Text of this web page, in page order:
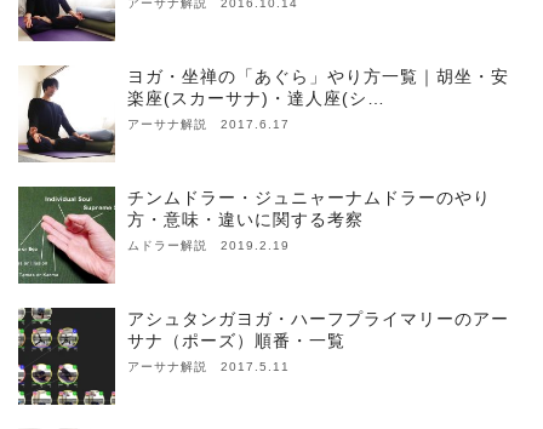
アーサナ解説 2016.10.14
ヨガ・坐禅の「あぐら」やり方一覧｜胡坐・安
楽座(スカーサナ)・達人座(シ…
アーサナ解説 2017.6.17
チンムドラー・ジュニャーナムドラーのやり
方・意味・違いに関する考察
ムドラー解説 2019.2.19
アシュタンガヨガ・ハーフプライマリーのアー
サナ（ポーズ）順番・一覧
アーサナ解説 2017.5.11